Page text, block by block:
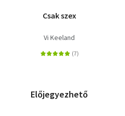
Csak szex
Vi Keeland
Előjegyezhető